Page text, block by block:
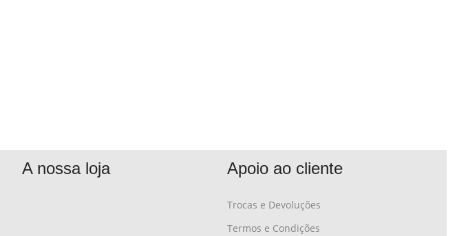
A nossa loja Apoio ao cliente
Trocas e Devoluções
Termos e Condições